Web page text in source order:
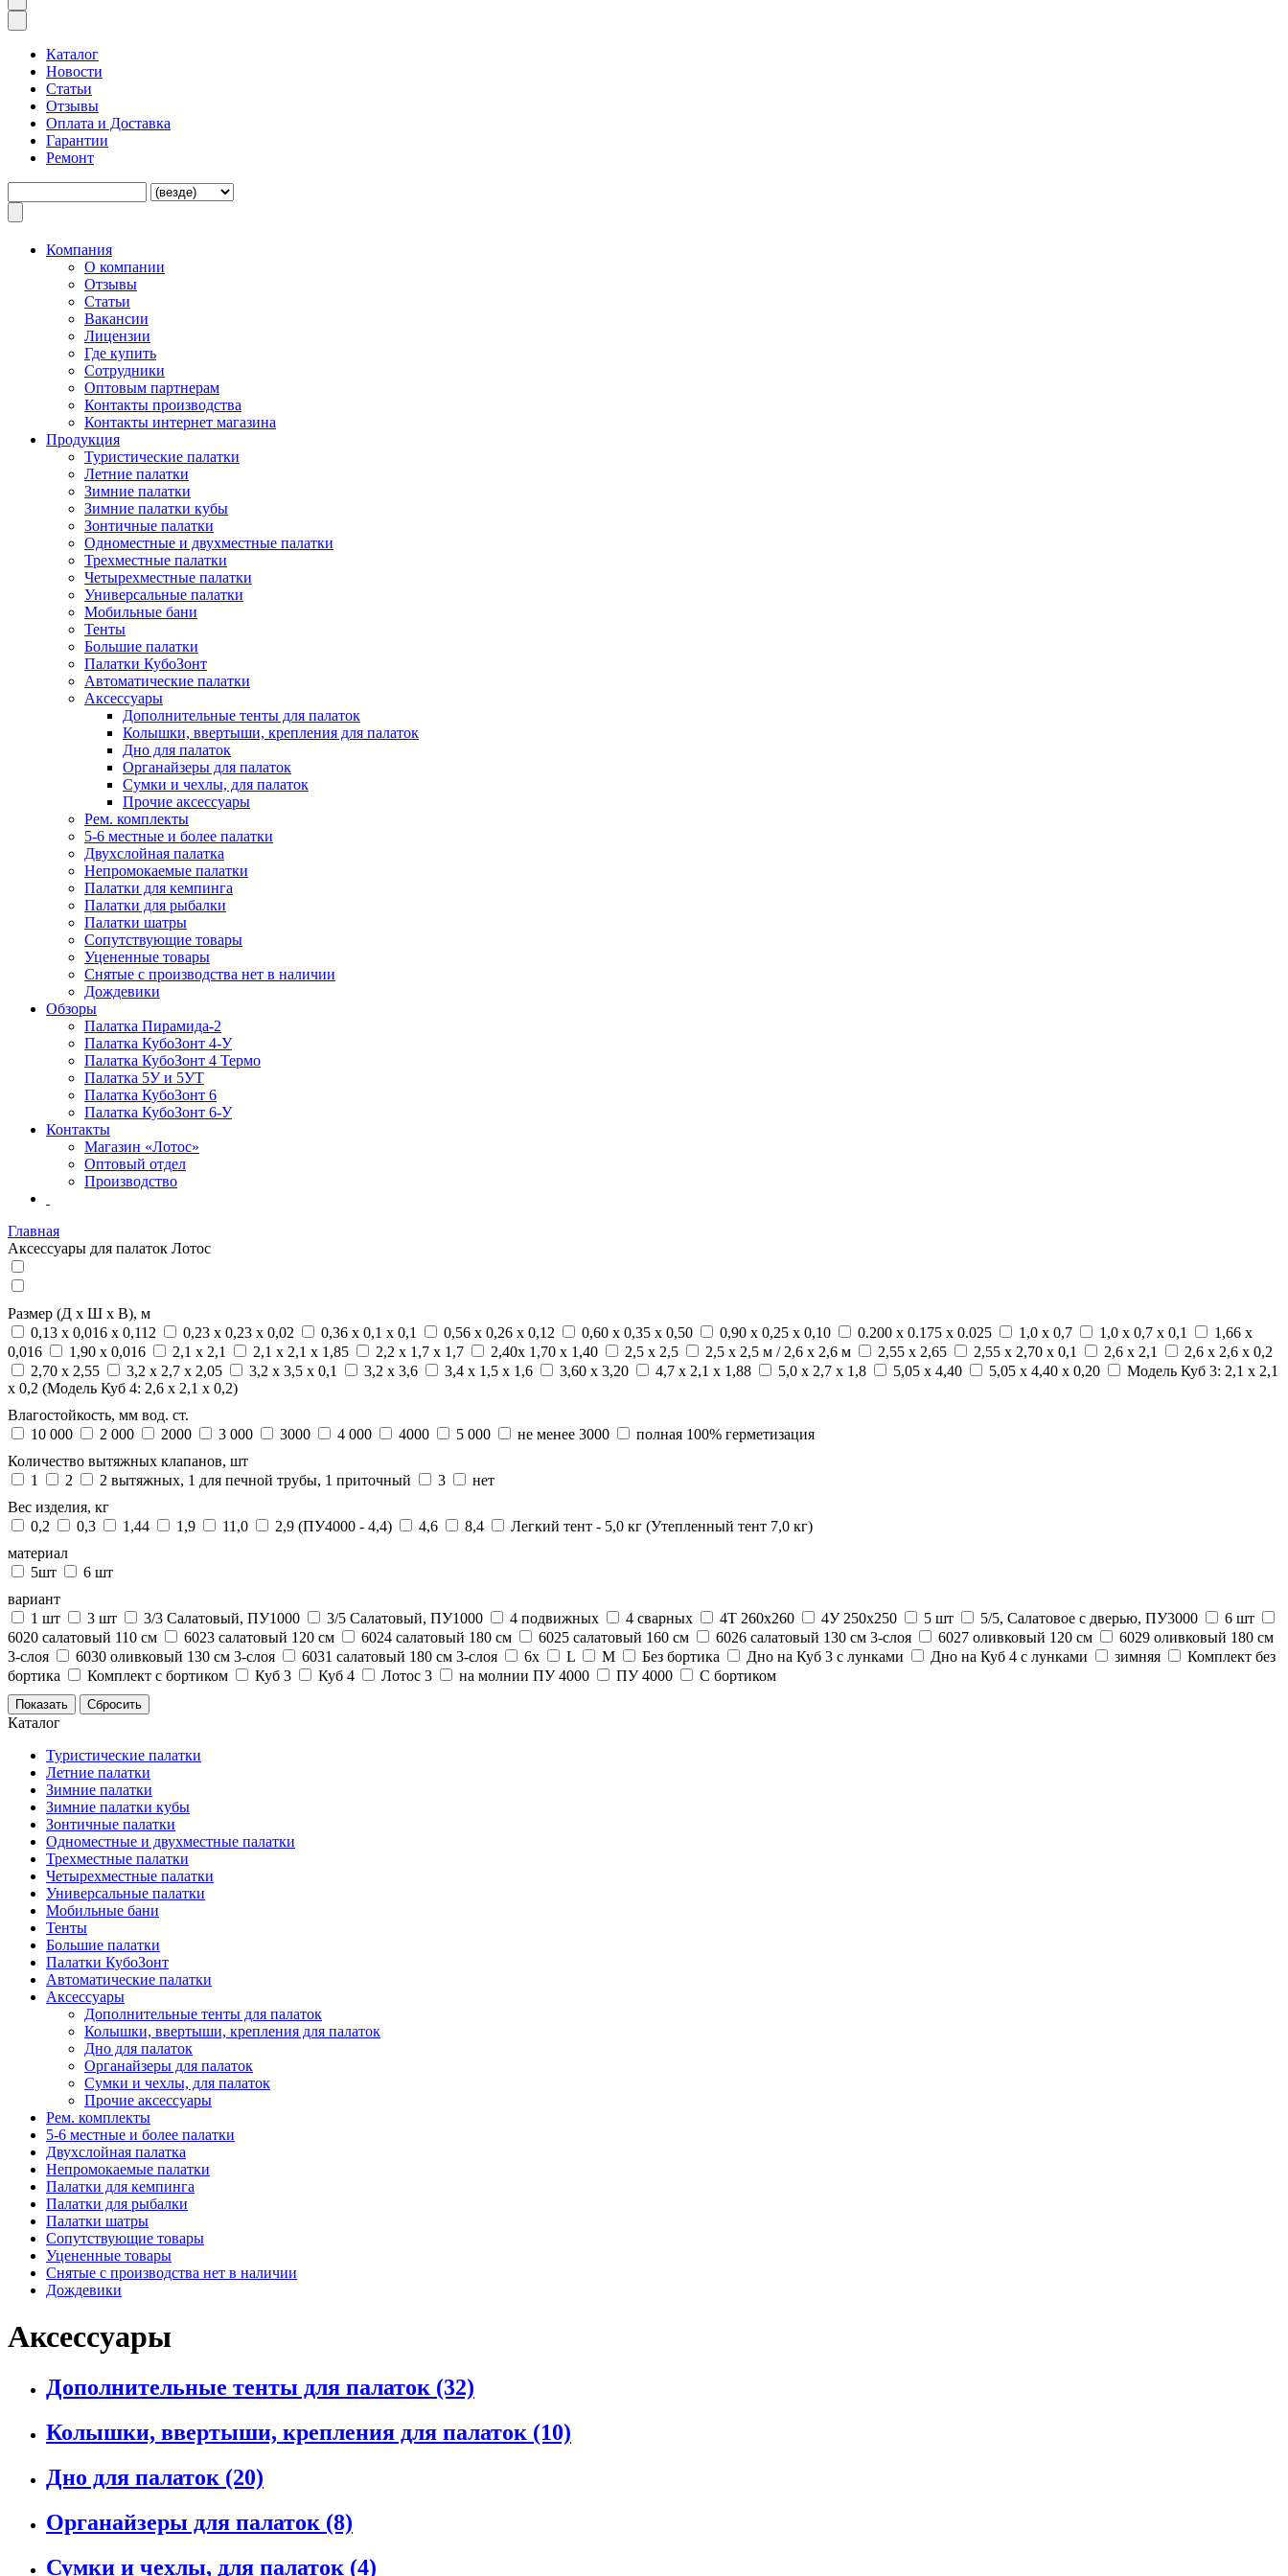
Каталог
Новости
Статьи
Отзывы
Оплата и Доставка
Гарантии
Ремонт
Компания
O компании
Отзывы
Статьи
Вакансии
Лицензии
Где купить
Сотрудники
Оптовым партнерам
Контакты производства
Контакты интернет магазина
Продукция
Туристические палатки
Летние палатки
Зимние палатки
Зимние палатки кубы
Зонтичные палатки
Одноместные и двухместные палатки
Трехместные палатки
Четырехместные палатки
Универсальные палатки
Мобильные бани
Тенты
Большие палатки
Палатки КубоЗонт
Автоматические палатки
Аксессуары
Дополнительные тенты для палаток
Колышки, ввертыши, крепления для палаток
Дно для палаток
Органайзеры для палаток
Сумки и чехлы, для палаток
Прочие аксессуары
Рем. комплекты
5-6 местные и более палатки
Двухслойная палатка
Непромокаемые палатки
Палатки для кемпинга
Палатки для рыбалки
Палатки шатры
Сопутствующие товары
Уцененные товары
Снятые с производства нет в наличии
Дождевики
Обзоры
Палатка Пирамида-2
Палатка КубоЗонт 4-У
Палатка КубоЗонт 4 Термо
Палатка 5У и 5УТ
Палатка КубоЗонт 6
Палатка КубоЗонт 6-У
Контакты
Магазин «Лотос»
Оптовый отдел
Производство
Главная
Аксессуары для палаток Лотос
Размер (Д х Ш х В), м
0,13 х 0,016 х 0,112
0,23 х 0,23 х 0,02 0,36 х 0,1 х 0,1 0,56 х 0,26 х 0,12 0,60 х 0,35 х 0,50 0,90 х 0,25 х 0,10 0.200 х 0.175 х 0.025 1,0 х 0,7 1,0 х 0,7 х 0,1
1,66 х
0,016
1,90 х 0,016 2,1 х 2,1 2,1 х 2,1 х 1,85 2,2 х 1,7 х 1,7 2,40х 1,70 х 1,40 2,5 х 2,5 2,5 х 2,5 м / 2,6 х 2,6 м 2,55 х 2,65 2,55 х 2,70 х 0,1 2,6 х 2,1
2,6 х 2,6 х 0,2
2,70 х 2,55
3,2 х 2,7 х 2,05 3,2 х 3,5 х 0,1 3,2 х 3,6 3,4 х 1,5 х 1,6 3,60 x 3,20 4,7 х 2,1 х 1,88 5,0 х 2,7 х 1,8 5,05 х 4,40 5,05 х 4,40 х 0,20
Модель Куб 3: 2,1 х 2,1
х 0,2 (Модель Куб 4: 2,6 х 2,1 х 0,2)
Влагостойкость, мм вод. ст.
10 000
2 000 2000 3 000 3000 4 000 4000 5 000 не менее 3000
полная 100% герметизация
Количество вытяжных клапанов, шт
1
2 2 вытяжных, 1 для печной трубы, 1 приточный 3
нет
Вес изделия, кг
0,2
0,3 1,44 1,9 11,0 2,9 (ПУ4000 - 4,4) 4,6 8,4
Легкий тент - 5,0 кг (Утепленный тент 7,0 кг)
материал
5шт
6 шт
вариант
1 шт
3 шт 3/3 Салатовый, ПУ1000 3/5 Салатовый, ПУ1000 4 подвижных 4 сварных 4Т 260х260 4У 250x250 5 шт 5/5, Салатовое с дверью, ПУ3000
6 шт
6020 салатовый 110 см
6023 салатовый 120 см 6024 салатовый 180 см 6025 салатовый 160 см 6026 салатовый 130 см 3-слоя 6027 оливковый 120 см
6029 оливковый 180 см
3-слоя
6030 оливковый 130 см 3-слоя 6031 салатовый 180 см 3-слоя 6х L M Без бортика Дно на Куб 3 с лунками Дно на Куб 4 с лунками зимняя
Комплект без
бортика
Комплект с бортиком Куб 3 Куб 4 Лотос 3 на молнии ПУ 4000 ПУ 4000 С бортиком
Каталог
Туристические палатки
Летние палатки
Зимние палатки
Зимние палатки кубы
Зонтичные палатки
Одноместные и двухместные палатки
Трехместные палатки
Четырехместные палатки
Универсальные палатки
Мобильные бани
Тенты
Большие палатки
Палатки КубоЗонт
Автоматические палатки
Аксессуары
Дополнительные тенты для палаток
Колышки, ввертыши, крепления для палаток
Дно для палаток
Органайзеры для палаток
Сумки и чехлы, для палаток
Прочие аксессуары
Рем. комплекты
5-6 местные и более палатки
Двухслойная палатка
Непромокаемые палатки
Палатки для кемпинга
Палатки для рыбалки
Палатки шатры
Сопутствующие товары
Уцененные товары
Снятые с производства нет в наличии
Дождевики
Аксессуары
Дополнительные тенты для палаток (32)
Колышки, ввертыши, крепления для палаток (10)
Дно для палаток (20)
Органайзеры для палаток (8)
Сумки и чехлы, для палаток (4)